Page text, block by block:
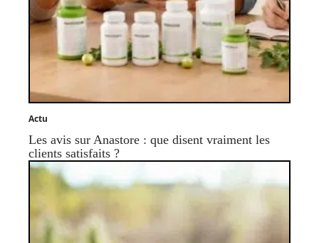
Actu
Les avis sur Anastore : que disent vraiment les
clients satisfaits ?